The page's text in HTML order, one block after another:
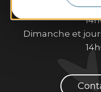
Du lundi au
Dimanche et